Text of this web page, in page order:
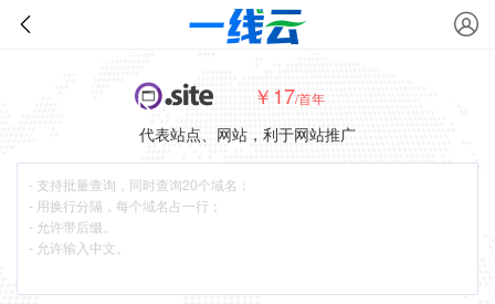
￥17/首年
代表站点、网站，利于网站推广